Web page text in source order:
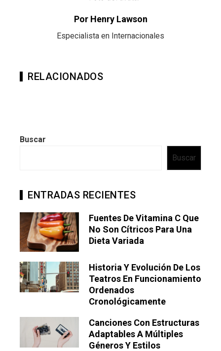
Por Henry Lawson
Especialista en Internacionales
RELACIONADOS
Buscar
Buscar
ENTRADAS RECIENTES
Fuentes De Vitamina C Que
No Son Cítricos Para Una
Dieta Variada
Historia Y Evolución De Los
Teatros En Funcionamiento
Ordenados
Cronológicamente
Canciones Con Estructuras
Adaptables A Múltiples
Géneros Y Estilos